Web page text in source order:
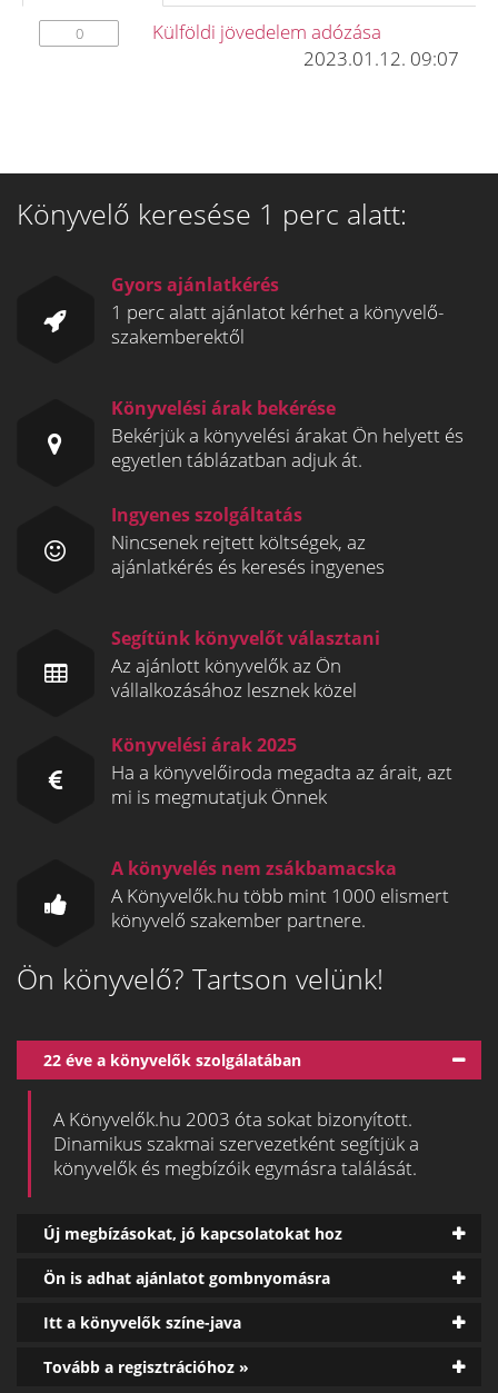
0
Külföldi jövedelem adózása
2023.01.12. 09:07
Könyvelő keresése 1 perc alatt:
Gyors ajánlatkérés
1 perc alatt ajánlatot kérhet a könyvelő-
szakemberektől
Könyvelési árak bekérése
Bekérjük a könyvelési árakat Ön helyett és
egyetlen táblázatban adjuk át.
Ingyenes szolgáltatás
Nincsenek rejtett költségek, az
ajánlatkérés és keresés ingyenes
Segítünk könyvelőt választani
Az ajánlott könyvelők az Ön
vállalkozásához lesznek közel
Könyvelési árak 2025
Ha a könyvelőiroda megadta az árait, azt
mi is megmutatjuk Önnek
A könyvelés nem zsákbamacska
A Könyvelők.hu több mint 1000 elismert
könyvelő szakember partnere.
Ön könyvelő? Tartson velünk!
22 éve a könyvelők szolgálatában
A Könyvelők.hu 2003 óta sokat bizonyított.
Dinamikus szakmai szervezetként segítjük a
könyvelők és megbízóik egymásra találását.
Új megbízásokat, jó kapcsolatokat hoz
Ön is adhat ajánlatot gombnyomásra
Itt a könyvelők színe-java
Tovább a regisztrációhoz »